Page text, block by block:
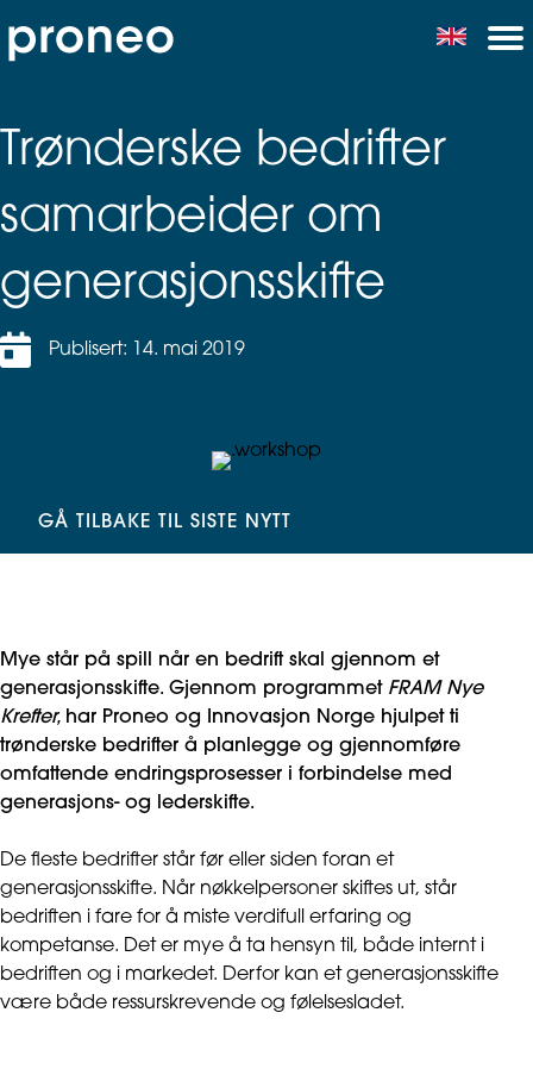
Trønderske bedrifter
samarbeider om
generasjonsskifte
Publisert: 14. mai 2019
GÅ TILBAKE TIL SISTE NYTT
Mye står på spill når en bedrift skal gjennom et
generasjonsskifte. Gjennom programmet FRAM Nye
Krefter, har Proneo og Innovasjon Norge hjulpet ti
trønderske bedrifter å planlegge og gjennomføre
omfattende endringsprosesser i forbindelse med
generasjons- og lederskifte.
De fleste bedrifter står før eller siden foran et
generasjonsskifte. Når nøkkelpersoner skiftes ut, står
bedriften i fare for å miste verdifull erfaring og
kompetanse. Det er mye å ta hensyn til, både internt i
bedriften og i markedet. Derfor kan et generasjonsskifte
være både ressurskrevende og følelsesladet.